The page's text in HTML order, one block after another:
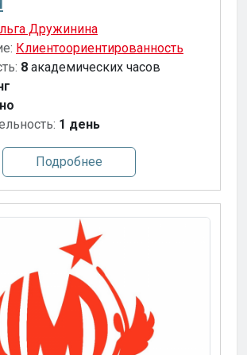
Дружинина
Клиентоориентированность
8 академических часов
1 день
Подробнее